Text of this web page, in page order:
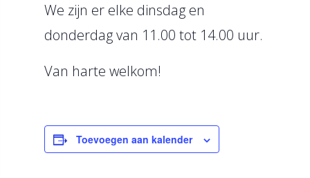
We zijn er elke dinsdag en
donderdag van 11.00 tot 14.00 uur.
Van harte welkom!
Toevoegen aan kalender